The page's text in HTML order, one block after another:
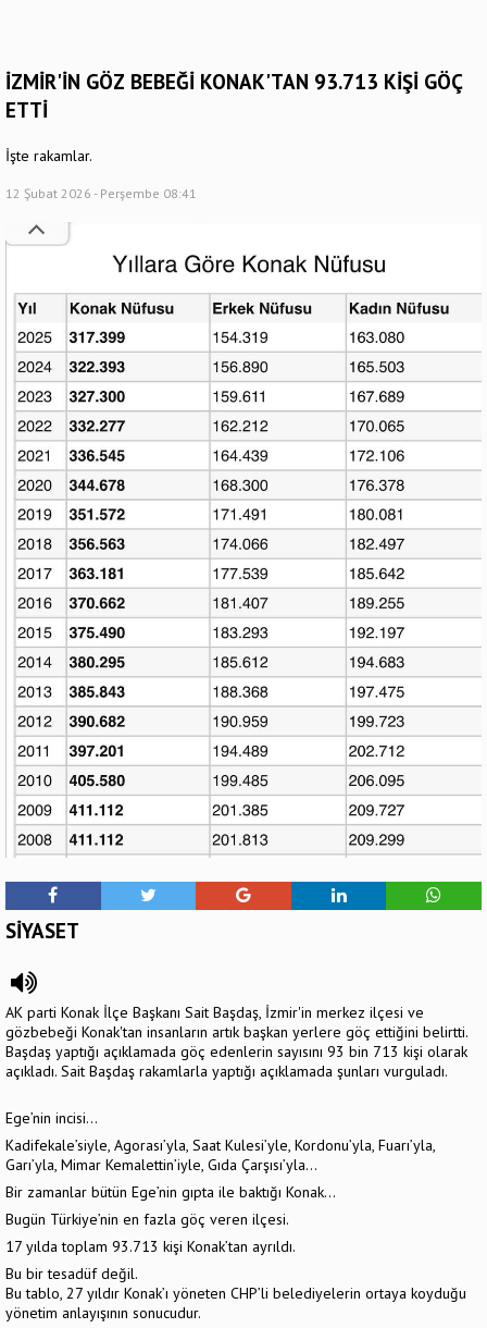
İZMİR'İN GÖZ BEBEĞİ KONAK'TAN 93.713 KİŞİ GÖÇ
ETTİ
İşte rakamlar.
12 Şubat 2026 - Perşembe 08:41
SİYASET
AK parti Konak İlçe Başkanı Sait Başdaş, İzmir'in merkez ilçesi ve
gözbebeği Konak'tan insanların artık başkan yerlere göç ettiğini belirtti.
Başdaş yaptığı açıklamada göç edenlerin sayısını 93 bin 713 kişi olarak
açıkladı. Sait Başdaş rakamlarla yaptığı açıklamada şunları vurguladı.
Ege’nin incisi…
Kadifekale’siyle, Agorası’yla, Saat Kulesi’yle, Kordonu’yla, Fuarı’yla,
Garı’yla, Mimar Kemalettin’iyle, Gıda Çarşısı’yla…
Bir zamanlar bütün Ege’nin gıpta ile baktığı Konak…
Bugün Türkiye’nin en fazla göç veren ilçesi.
17 yılda toplam 93.713 kişi Konak’tan ayrıldı.
Bu bir tesadüf değil.
Bu tablo, 27 yıldır Konak’ı yöneten CHP’li belediyelerin ortaya koyduğu
yönetim anlayışının sonucudur.